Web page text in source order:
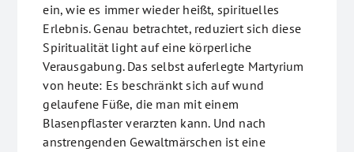
ein, wie es immer wieder heißt, spirituelles
Erlebnis. Genau betrachtet, reduziert sich diese
Spiritualität light auf eine körperliche
Verausgabung. Das selbst auferlegte Martyrium
von heute: Es beschränkt sich auf wund
gelaufene Füße, die man mit einem
Blasenpflaster verarzten kann. Und nach
anstrengenden Gewaltmärschen ist eine